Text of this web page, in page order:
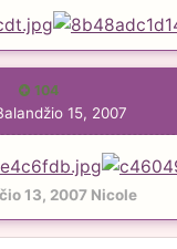
104
15, 2007
13, 2007 Nicole